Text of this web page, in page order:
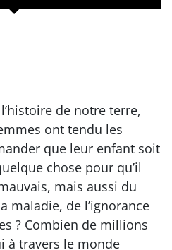
de notre terre,
ont tendu les
que leur enfant soit
chose pour qu’il
mais aussi du
maladie, de l’ignorance
? Combien de millions
à travers le monde